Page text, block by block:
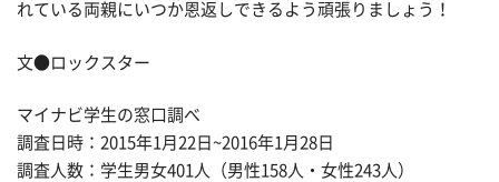
れている両親にいつか恩返しできるよう頑張りましょう！
文●ロックスター
マイナビ学生の窓口調べ
調査日時：2015年1月22日~2016年1月28日
調査人数：学生男女401人（男性158人・女性243人）